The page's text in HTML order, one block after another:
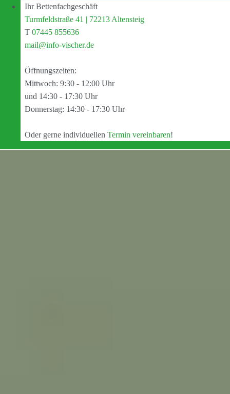
Ihr Bettenfachgeschäft
Turmfeldstraße 41 | 72213 Altensteig
T 07445 855636
mail@info-vischer.de
Öffnungszeiten:
Mittwoch: 9:30 - 12:00 Uhr
und 14:30 - 17:30 Uhr
Donnerstag: 14:30 - 17:30 Uhr
Oder gerne individuellen Termin vereinbaren!